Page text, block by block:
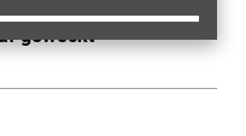
Avia aus dem
geweckt